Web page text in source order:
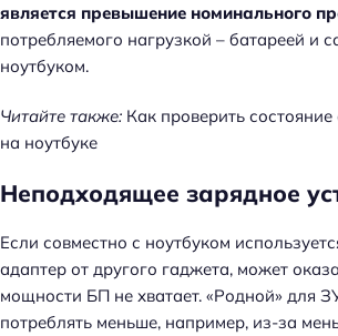
является превышение номинального
потребляемого нагрузкой – батареей и
ноутбуком.
Читайте также: Как проверить
на ноутбуке
Неподходящее зарядное
Если совместно с ноутбуком
адаптер от другого гаджета, может
мощности БП не хватает. «Родной» для
потреблять меньше, например, из-за